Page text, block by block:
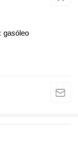
gasóleo